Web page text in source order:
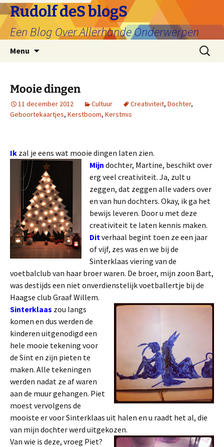
Ga
naar
de
inhoud
Rudolf deS blogS
Een Blog Over Allerhande Onderwerpen
Menu
Zoeken
naar:
Mooie dingen
11 december 2012 Cultuur Creativiteit, Dochter,
Geboortekaartjes, Kerstboom, Kerstmis
Ik zal je eens wat mooie dingen laten zien.
Mijn dochter, Martine, beschikt over
erg veel creativiteit. Ja, zult u
zeggen, dat zeggen alle vaders over
en van hun dochters. Okay, ik ga het
bewijs leveren. Door u met deze
creativiteit te laten kennis maken.
Ditverhaal begint toen ze een jaar
of vijf, zes was en we bij de
Sinterklaas viering van de
voetbalclub van haar broer waren. De broer, mijn zoon Bart,
was destijds een niet onverdienstelijk voetballertje bij de
Haagse club Graaf Willem.
Sinterklaas zou langs
komen en dus werden de
kinderen uitgenodigd een
hele mooie tekening voor
de Sint en zijn pieten te
maken. Alle tekeningen
werden nadat ze af waren
aan de muur gehangen. Piet
moest vervolgens de
mooiste er voor Sinterklaas uit halen en u raadt het al, die
van mijn dochter werd uitgekozen.
Van wie is deze, vroeg Piet?